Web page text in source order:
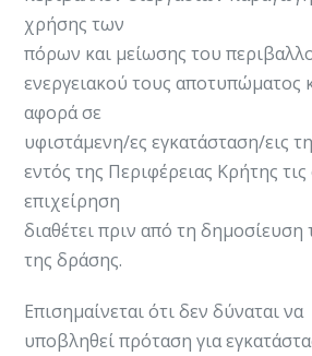
χρήσης των
πόρων και μείωσης του
ενεργειακού τους αποτυπώματος
αφορά σε
υφιστάμενη/ες εγκατάσταση/εις
εντός της Περιφέρειας Κρήτης
επιχείρηση
διαθέτει πριν από τη
της δράσης.
Επισημαίνεται ότι δεν δύναται να
υποβληθεί πρόταση για